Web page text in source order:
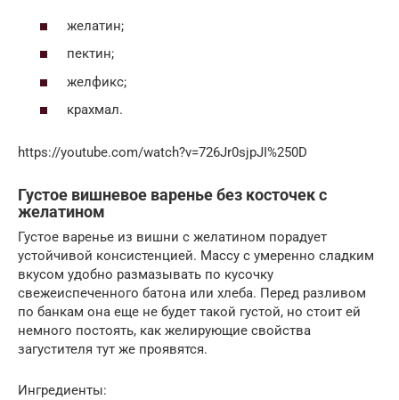
желатин;
пектин;
желфикс;
крахмал.
https://youtube.com/watch?v=726Jr0sjpJI%250D
Густое вишневое варенье без косточек с
желатином
Густое варенье из вишни с желатином порадует
устойчивой консистенцией. Массу с умеренно сладким
вкусом удобно размазывать по кусочку
свежеиспеченного батона или хлеба. Перед разливом
по банкам она еще не будет такой густой, но стоит ей
немного постоять, как желирующие свойства
загустителя тут же проявятся.
Ингредиенты: